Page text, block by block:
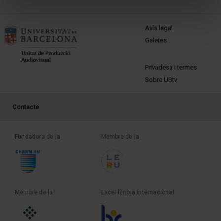
MENÚ PEU 1
Avís legal
Galetes
PEU 2
Privadesa i termes
Sobre UBtv
PEU 3
Contacte
Fundadora de la Membre de la
Membre de la Excel·lència internacional